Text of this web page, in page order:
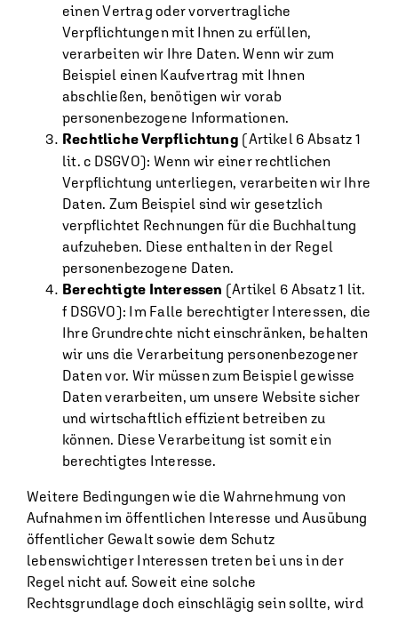
einen Vertrag oder vorvertragliche
Verpflichtungen mit Ihnen zu erfüllen,
verarbeiten wir Ihre Daten. Wenn wir zum
Beispiel einen Kaufvertrag mit Ihnen
abschließen, benötigen wir vorab
personenbezogene Informationen.
Rechtliche Verpflichtung (Artikel 6 Absatz 1
lit. c DSGVO): Wenn wir einer rechtlichen
Verpflichtung unterliegen, verarbeiten wir Ihre
Daten. Zum Beispiel sind wir gesetzlich
verpflichtet Rechnungen für die Buchhaltung
aufzuheben. Diese enthalten in der Regel
personenbezogene Daten.
Berechtigte Interessen (Artikel 6 Absatz 1 lit.
f DSGVO): Im Falle berechtigter Interessen, die
Ihre Grundrechte nicht einschränken, behalten
wir uns die Verarbeitung personenbezogener
Daten vor. Wir müssen zum Beispiel gewisse
Daten verarbeiten, um unsere Website sicher
und wirtschaftlich effizient betreiben zu
können. Diese Verarbeitung ist somit ein
berechtigtes Interesse.
Weitere Bedingungen wie die Wahrnehmung von
Aufnahmen im öffentlichen Interesse und Ausübung
öffentlicher Gewalt sowie dem Schutz
lebenswichtiger Interessen treten bei uns in der
Regel nicht auf. Soweit eine solche
Rechtsgrundlage doch einschlägig sein sollte, wird